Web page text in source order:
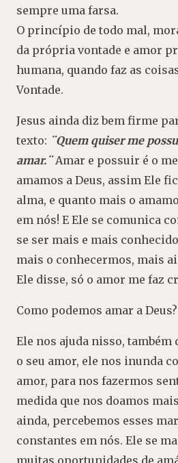
sempre uma farsa.
O princípio de todo mal,
da própria vontade e amor
humana, quando faz as
Vontade.
Jesus ainda diz bem firme
texto: ¨Quem quiser me
amar.¨Amar e possuir é o
amamos a Deus, assim Ele
alma, e quanto mais o
em nós! E Ele se comunica
se ser mais e mais
mais o conhecermos, mais
Ele disse, só o amor me faz
Como podemos amar a
Ele nos ajuda nisso, também
o seu amor, ele nos inunda
amor, para nos fazermos
medida que nos doamos
ainda, percebemos esses
constantes em nós. Ele se
muitas oportunidades de